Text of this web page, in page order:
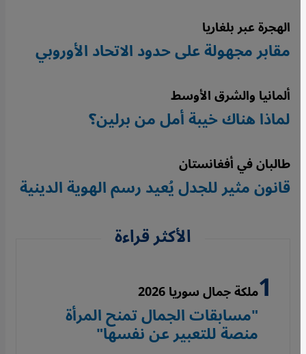
الهجرة عبر بلغاريا
مقابر مجهولة على حدود الاتحاد الأوروبي
ألمانيا والشرق الأوسط
لماذا هناك خيبة أمل من برلين؟
طالبان في أفغانستان
قانون مثير للجدل يُعيد رسم الهوية الدينية
الأكثر قراءة
ملكة جمال سوريا 2026
"مسابقات الجمال تمنح المرأة
منصة للتعبير عن نفسها"